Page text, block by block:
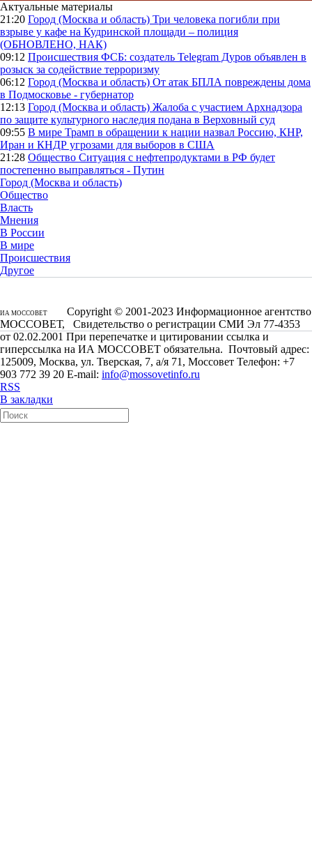
Актуальные материалы
21:20 Город (Москва и область) Три человека погибли при
взрыве у кафе на Кудринской площади – полиция
(ОБНОВЛЕНО, НАК)
09:12 Происшествия ФСБ: создатель Telegram Дуров объявлен в
розыск за содействие терроризму
06:12 Город (Москва и область) От атак БПЛА повреждены дома
в Подмосковье - губернатор
12:13 Город (Москва и область) Жалоба с участием Архнадзора
по защите культурного наследия подана в Верховный суд
09:55 В мире Трамп в обращении к нации назвал Россию, КНР,
Иран и КНДР угрозами для выборов в США
21:28 Общество Ситуация с нефтепродуктами в РФ будет
постепенно выправляться - Путин
Город (Москва и область)
Общество
Власть
Мнения
В России
В мире
Происшествия
Другое
ИА МОССОВЕТ
Copyright © 2001-2023 Информационное агентство
МОССОВЕТ, Свидетельство о регистрации СМИ Эл 77-4353
от 02.02.2001 При перепечатке и цитировании ссылка и
гиперссылка на ИА МОССОВЕТ обязательна. Почтовый адрес:
125009, Москва, ул. Тверская, 7, а/я 71, Моссовет Телефон: +7
903 772 39 20 E-mail: info@mossovetinfo.ru
RSS
В закладки